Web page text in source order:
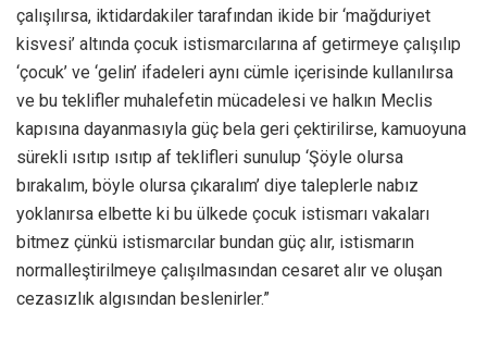
çalışılırsa, iktidardakiler tarafından ikide bir ‘mağduriyet
kisvesi’ altında çocuk istismarcılarına af getirmeye çalışılıp
‘çocuk’ ve ‘gelin’ ifadeleri aynı cümle içerisinde kullanılırsa
ve bu teklifler muhalefetin mücadelesi ve halkın Meclis
kapısına dayanmasıyla güç bela geri çektirilirse, kamuoyuna
sürekli ısıtıp ısıtıp af teklifleri sunulup ‘Şöyle olursa
bırakalım, böyle olursa çıkaralım’ diye taleplerle nabız
yoklanırsa elbette ki bu ülkede çocuk istismarı vakaları
bitmez çünkü istismarcılar bundan güç alır, istismarın
normalleştirilmeye çalışılmasından cesaret alır ve oluşan
cezasızlık algısından beslenirler.”